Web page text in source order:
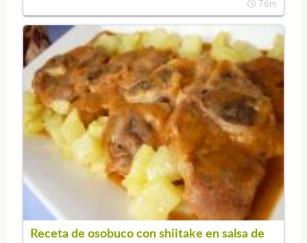
76m
Receta de osobuco con shiitake en salsa de